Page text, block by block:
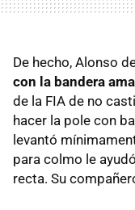
De hecho, Alonso
con la bandera
de la FIA de no
hacer la pole con
levantó
para colmo le
recta. Su